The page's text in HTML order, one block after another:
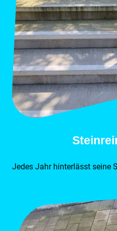
Jedes Jahr hinterlässt seine